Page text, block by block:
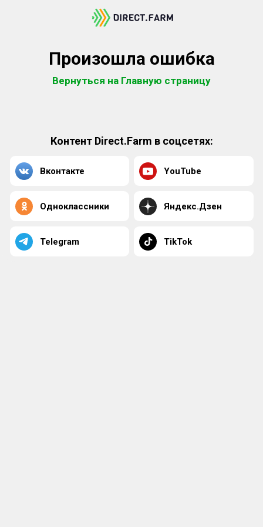
Произошла ошибка
Вернуться на Главную страницу
Контент Direct.Farm в соцсетях:
Вконтакте YouTube
Одноклассники Яндекс.Дзен
Telegram TikTok